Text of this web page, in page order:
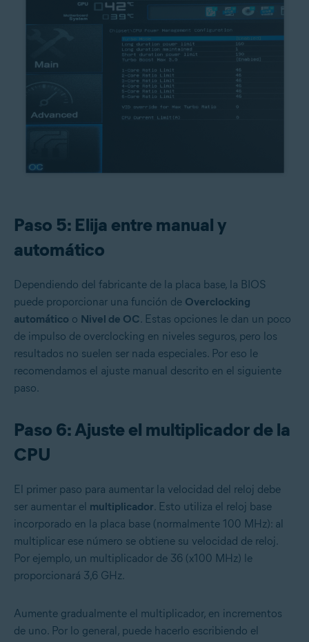
Paso 5: Elija entre manual y
automático
Dependiendo del fabricante de la placa base, la BIOS
puede proporcionar una función de Overclocking
automático o Nivel de OC. Estas opciones le dan un poco
de impulso de overclocking en niveles seguros, pero los
resultados no suelen ser nada especiales. Por eso le
recomendamos el ajuste manual descrito en el siguiente
paso.
Paso 6: Ajuste el multiplicador de la
CPU
El primer paso para aumentar la velocidad del reloj debe
ser aumentar el multiplicador. Esto utiliza el reloj base
incorporado en la placa base (normalmente 100 MHz): al
multiplicar ese número se obtiene su velocidad de reloj.
Por ejemplo, un multiplicador de 36 (x100 MHz) le
proporcionará 3,6 GHz.
Aumente gradualmente el multiplicador, en incrementos
de uno. Por lo general, puede hacerlo escribiendo el